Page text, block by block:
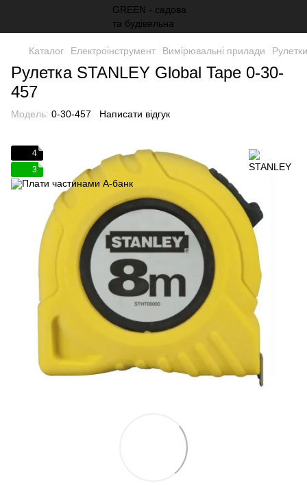
Каталог Електроінструмент Вимірювальні прилади Рулетки
Рулетка STANLEY Global Tape 0-30-
457
Модель: 0-30-457 Написати відгук
4
3